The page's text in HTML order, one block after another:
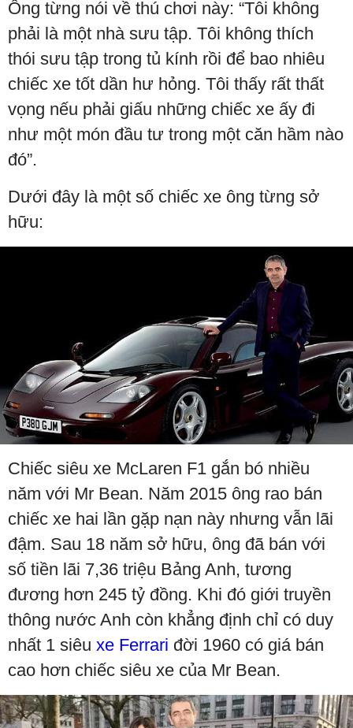
Ông từng nói về thú chơi này: “Tôi không
phải là một nhà sưu tập. Tôi không thích
thói sưu tập trong tủ kính rồi để bao nhiêu
chiếc xe tốt dần hư hỏng. Tôi thấy rất thất
vọng nếu phải giấu những chiếc xe ấy đi
như một món đầu tư trong một căn hầm nào
đó”.
Dưới đây là một số chiếc xe ông từng sở
hữu:
Chiếc siêu xe McLaren F1 gắn bó nhiều
năm với Mr Bean. Năm 2015 ông rao bán
chiếc xe hai lần gặp nạn này nhưng vẫn lãi
đậm. Sau 18 năm sở hữu, ông đã bán với
số tiền lãi 7,36 triệu Bảng Anh, tương
đương hơn 245 tỷ đồng. Khi đó giới truyền
thông nước Anh còn khẳng định chỉ có duy
nhất 1 siêu xe Ferrari đời 1960 có giá bán
cao hơn chiếc siêu xe của Mr Bean.